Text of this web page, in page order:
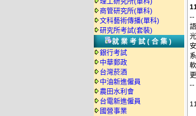
商管研究所(單科)
文科藝術傳播(單科)
研究所考試(套裝)
就業考試(合集)
銀行考試
中華郵政
台灣菸酒
中油新進僱員
農田水利會
台電新進僱員
國營事業
--
--